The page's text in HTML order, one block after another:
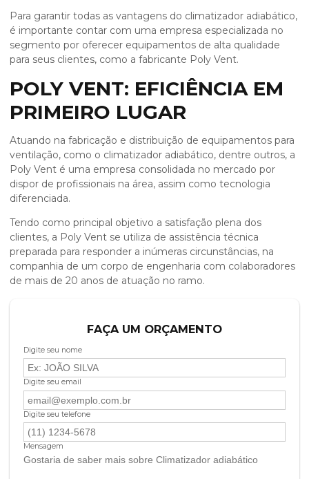
Para garantir todas as vantagens do climatizador adiabático,
é importante contar com uma empresa especializada no
segmento por oferecer equipamentos de alta qualidade
para seus clientes, como a fabricante Poly Vent.
POLY VENT: EFICIÊNCIA EM
PRIMEIRO LUGAR
Atuando na fabricação e distribuição de equipamentos para
ventilação, como o climatizador adiabático, dentre outros, a
Poly Vent é uma empresa consolidada no mercado por
dispor de profissionais na área, assim como tecnologia
diferenciada.
Tendo como principal objetivo a satisfação plena dos
clientes, a Poly Vent se utiliza de assistência técnica
preparada para responder a inúmeras circunstâncias, na
companhia de um corpo de engenharia com colaboradores
de mais de 20 anos de atuação no ramo.
FAÇA UM ORÇAMENTO
Digite seu nome
Digite seu email
Digite seu telefone
Mensagem